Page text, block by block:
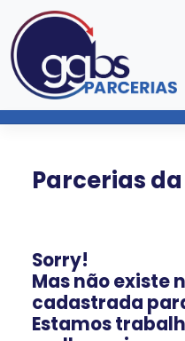
Parcerias
Sorry!
Mas não existe
cadastrada
Estamos